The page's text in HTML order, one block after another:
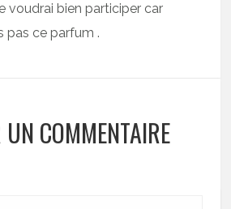
voudrai bien participer car
pas ce parfum .
UN COMMENTAIRE